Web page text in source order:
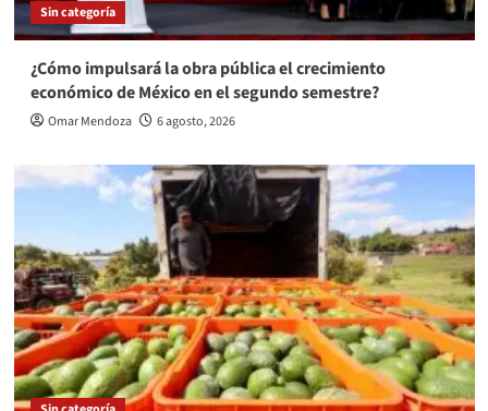
Sin categoría
¿Cómo impulsará la obra pública el crecimiento
económico de México en el segundo semestre?
Omar Mendoza 6 agosto, 2026